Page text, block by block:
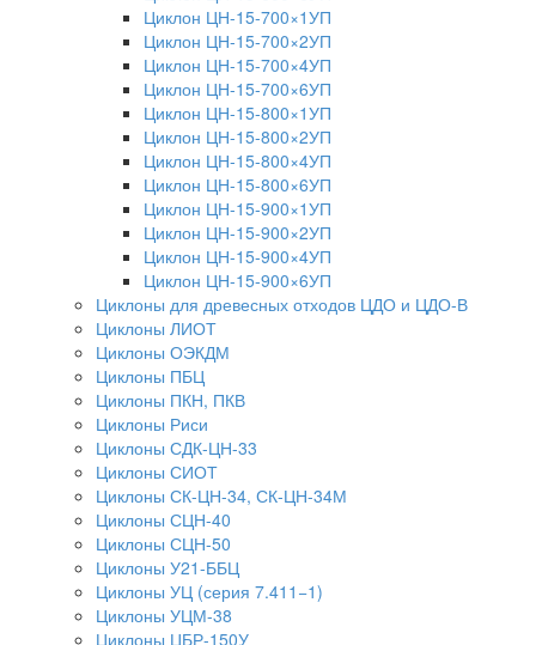
Циклон ЦН-15-700×1УП
Циклон ЦН-15-700×2УП
Циклон ЦН-15-700×4УП
Циклон ЦН-15-700×6УП
Циклон ЦН-15-800×1УП
Циклон ЦН-15-800×2УП
Циклон ЦН-15-800×4УП
Циклон ЦН-15-800×6УП
Циклон ЦН-15-900×1УП
Циклон ЦН-15-900×2УП
Циклон ЦН-15-900×4УП
Циклон ЦН-15-900×6УП
Циклоны для древесных отходов ЦДО и ЦДО-В
Циклоны ЛИОТ
Циклоны ОЭКДМ
Циклоны ПБЦ
Циклоны ПКН, ПКВ
Циклоны Риси
Циклоны СДК-ЦН-33
Циклоны СИОТ
Циклоны СК-ЦН-34, СК-ЦН-34М
Циклоны СЦН-40
Циклоны СЦН-50
Циклоны У21-ББЦ
Циклоны УЦ (серия 7.411−1)
Циклоны УЦМ-38
Циклоны ЦБР-150У